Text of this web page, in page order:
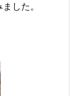
した。